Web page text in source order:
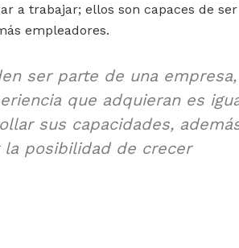
a trabajar; ellos son capaces de
empleadores.
ser parte de una
que adquieran es
sus capacidades,
posibilidad de crecer